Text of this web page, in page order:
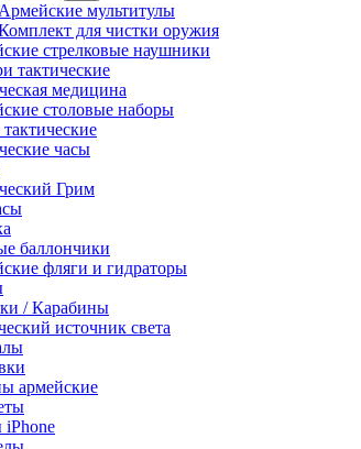
Армейские мультитулы
для чистки оружия
стрелковые наушники
тактические
медицина
столовые наборы
часы
Грим
баллончики
фляги и гидраторы
/ Карабины
источник света
армейские
iPhone